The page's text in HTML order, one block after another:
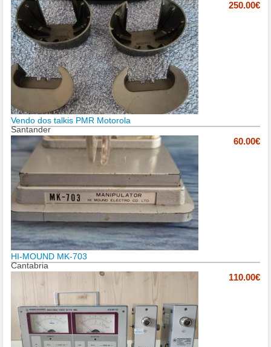
250.00€
Vendo dos talkis PMR Motorola
Santander
60.00€
HI-MOUND MK-703
Cantabria
110.00€